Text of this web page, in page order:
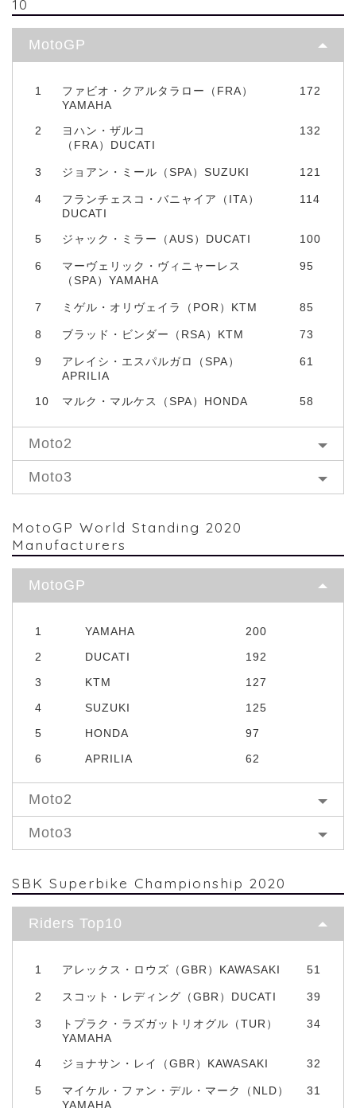
10
MotoGP
1
ファビオ・クアルタラロー（FRA）
YAMAHA
172
2
ヨハン・ザルコ
（FRA）DUCATI
132
3 ジョアン・ミール（SPA）SUZUKI 121
4
フランチェスコ・バニャイア（ITA）
DUCATI
114
5 ジャック・ミラー（AUS）DUCATI 100
6
マーヴェリック・ヴィニャーレス
（SPA）YAMAHA
95
7 ミゲル・オリヴェイラ（POR）KTM 85
8 ブラッド・ビンダー（RSA）KTM 73
9
アレイシ・エスパルガロ（SPA）
APRILIA
61
10 マルク・マルケス（SPA）HONDA 58
Moto2
Moto3
MotoGP World Standing 2020
Manufacturers
MotoGP
1 YAMAHA
200
2
DUCATI
192
3
KTM
127
4
SUZUKI
125
5
HONDA
97
6
APRILIA 62
Moto2
Moto3
SBK Superbike Championship 2020
Riders Top10
1 アレックス・ロウズ（GBR）KAWASAKI 51
2 スコット・レディング（GBR）DUCATI 39
3
トプラク・ラズガットリオグル（TUR）
YAMAHA
34
4 ジョナサン・レイ（GBR）KAWASAKI 32
5
マイケル・ファン・デル・マーク（NLD）
YAMAHA
31